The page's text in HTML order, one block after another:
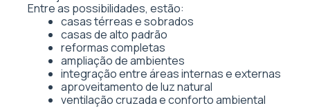
Entre as possibilidades, estão:
casas térreas e sobrados
casas de alto padrão
reformas completas
ampliação de ambientes
integração entre áreas internas e externas
aproveitamento de luz natural
ventilação cruzada e conforto ambiental